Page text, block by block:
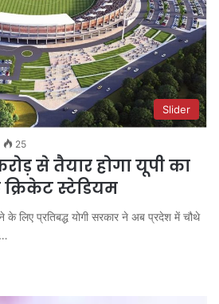
Slider
25
से तैयार होगा यूपी का
स्टेडियम
के लिए प्रतिबद्ध योगी सरकार ने अब प्रदेश में चौथे